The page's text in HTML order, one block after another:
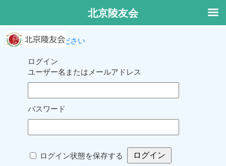
ログインしてください
ログイン
ユーザー名またはメールアドレス
パスワード
ログイン状態を保存する
北京陵友会